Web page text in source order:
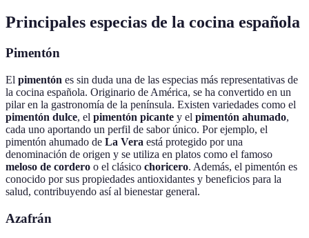
Principales especias de la cocina española
Pimentón
El pimentón es sin duda una de las especias más representativas de
la cocina española. Originario de América, se ha convertido en un
pilar en la gastronomía de la península. Existen variedades como el
pimentón dulce, el pimentón picante y el pimentón ahumado,
cada uno aportando un perfil de sabor único. Por ejemplo, el
pimentón ahumado de La Vera está protegido por una
denominación de origen y se utiliza en platos como el famoso
meloso de cordero o el clásico choricero. Además, el pimentón es
conocido por sus propiedades antioxidantes y beneficios para la
salud, contribuyendo así al bienestar general.
Azafrán